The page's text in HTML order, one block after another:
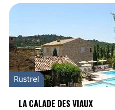
Rustrel
LA CALADE DES VIAUX